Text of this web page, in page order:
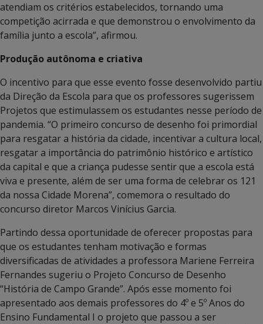
atendiam os critérios estabelecidos, tornando uma
competição acirrada e que demonstrou o envolvimento da
família junto a escola”, afirmou.
Produção autônoma e criativa
O incentivo para que esse evento fosse desenvolvido partiu
da Direção da Escola para que os professores sugerissem
Projetos que estimulassem os estudantes nesse período de
pandemia. “O primeiro concurso de desenho foi primordial
para resgatar a história da cidade, incentivar a cultura local,
resgatar a importância do patrimônio histórico e artístico
da capital e que a criança pudesse sentir que a escola está
viva e presente, além de ser uma forma de celebrar os 121
da nossa Cidade Morena”, comemora o resultado do
concurso diretor Marcos Vinícius Garcia.
Partindo dessa oportunidade de oferecer propostas para
que os estudantes tenham motivação e formas
diversificadas de atividades a professora Mariene Ferreira
Fernandes sugeriu o Projeto Concurso de Desenho
“História de Campo Grande”. Após esse momento foi
apresentado aos demais professores do 4º e 5º Anos do
Ensino Fundamental I o projeto que passou a ser